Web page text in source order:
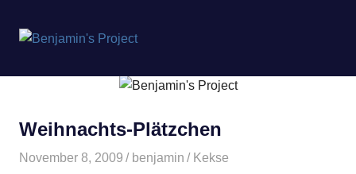
springen
Project
Weihnachts-Plätzchen
November 8, 2009 benjamin Kekse